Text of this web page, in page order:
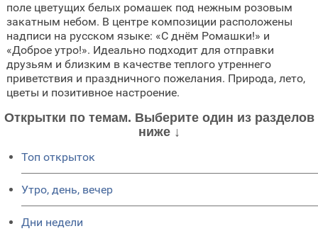
поле цветущих белых ромашек под нежным розовым
закатным небом. В центре композиции расположены
надписи на русском языке: «С днём Ромашки!» и
«Доброе утро!». Идеально подходит для отправки
друзьям и близким в качестве теплого утреннего
приветствия и праздничного пожелания. Природа, лето,
цветы и позитивное настроение.
Открытки по темам. Выберите один из разделов
ниже ↓
Топ открыток
Утро, день, вечер
Дни недели